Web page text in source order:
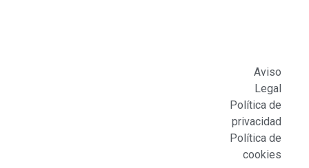
Aviso
Legal
Política de
privacidad
Política de
cookies